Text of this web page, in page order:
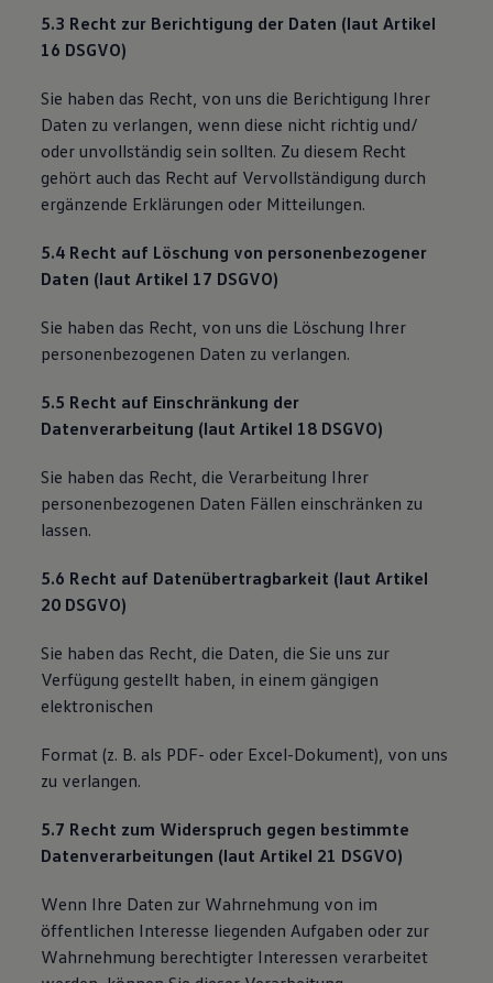
5.3 Recht zur Berichtigung der Daten (laut Artikel
16 DSGVO)
Sie haben das Recht, von uns die Berichtigung Ihrer
Daten zu verlangen, wenn diese nicht richtig und/
oder unvollständig sein sollten. Zu diesem Recht
gehört auch das Recht auf Vervollständigung durch
ergänzende Erklärungen oder Mitteilungen.
5.4 Recht auf Löschung von personenbezogener
Daten (laut Artikel 17 DSGVO)
Sie haben das Recht, von uns die Löschung Ihrer
personenbezogenen Daten zu verlangen.
5.5 Recht auf Einschränkung der
Datenverarbeitung (laut Artikel 18 DSGVO)
Sie haben das Recht, die Verarbeitung Ihrer
personenbezogenen Daten Fällen einschränken zu
lassen.
5.6 Recht auf Datenübertragbarkeit (laut Artikel
20 DSGVO)
Sie haben das Recht, die Daten, die Sie uns zur
Verfügung gestellt haben, in einem gängigen
elektronischen
Format (z. B. als PDF- oder Excel-Dokument), von uns
zu verlangen.
5.7 Recht zum Widerspruch gegen bestimmte
Datenverarbeitungen (laut Artikel 21 DSGVO)
Wenn Ihre Daten zur Wahrnehmung von im
öffentlichen Interesse liegenden Aufgaben oder zur
Wahrnehmung berechtigter Interessen verarbeitet